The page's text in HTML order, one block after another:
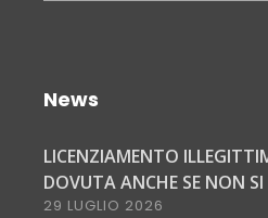
News
LICENZIAMENTO
DOVUTA ANCHE SE NON
29 LUGLIO 2026